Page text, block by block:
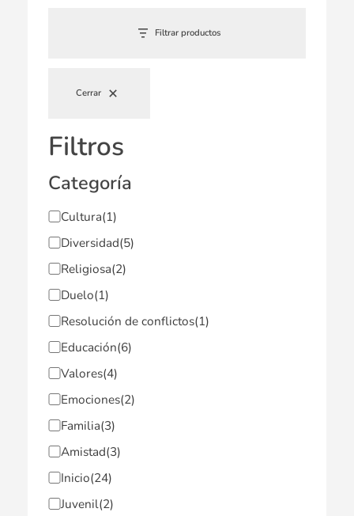
Filtrar productos
Cerrar
Filtros
Categoría
Cultura(1)
Diversidad(5)
Religiosa(2)
Duelo(1)
Resolución de conflictos(1)
Educación(6)
Valores(4)
Emociones(2)
Familia(3)
Amistad(3)
Inicio(24)
Juvenil(2)